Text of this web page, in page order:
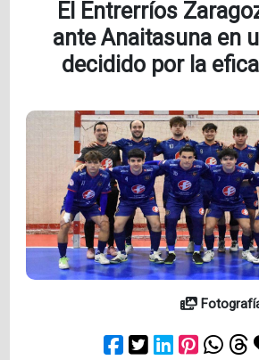
El Entrerríos
ante Anaitasuna en
decidido por la